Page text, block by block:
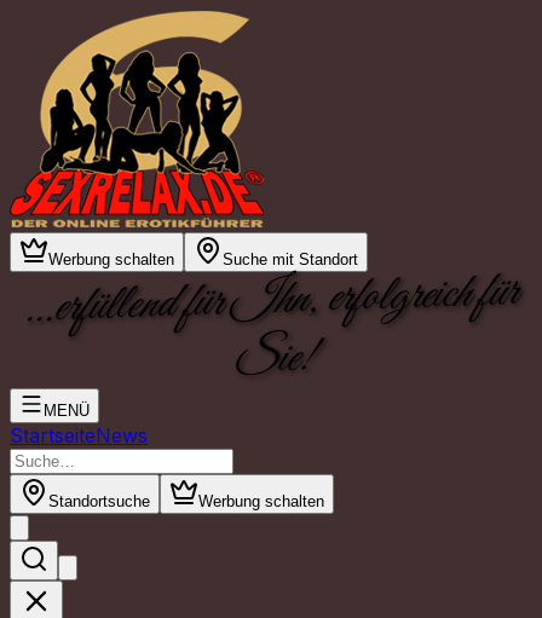
Werbung schalten Suche mit Standort
...erfüllend für Ihn, erfolgreich für
Sie!
MENÜ
StartseiteNews
Standortsuche Werbung schalten